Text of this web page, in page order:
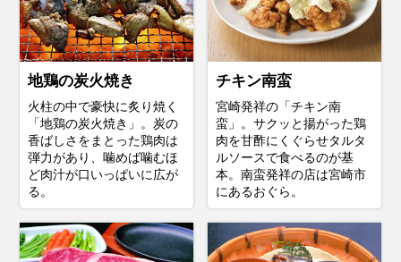
地鶏の炭火焼き
火柱の中で豪快に炙り焼く
「地鶏の炭火焼き」。炭の
香ばしさをまとった鶏肉は
弾力があり、噛めば噛むほ
ど肉汁が口いっぱいに広が
る。
チキン南蛮
宮崎発祥の「チキン南
蛮」。サクッと揚がった鶏
肉を甘酢にくぐらせタルタ
ルソースで食べるのが基
本。南蛮発祥の店は宮崎市
にあるおぐら。